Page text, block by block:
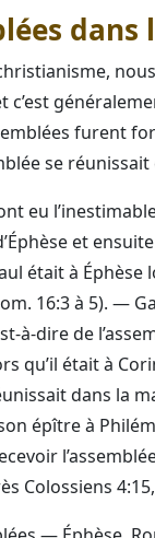
dans
furent
se
eu
et
était à
16:3 à 5). —
à-dire de
qu’il était à
dans la
épître à
Colossiens